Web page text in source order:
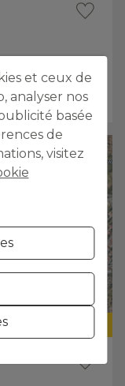
VENTE
et ceux de
analyser nos
basée
de
visitez